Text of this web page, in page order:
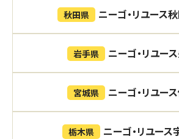
秋田県 ニーゴ・リユース
岩手県 ニーゴ・リユー
宮城県 ニーゴ・リユー
栃木県 ニーゴ・リユース